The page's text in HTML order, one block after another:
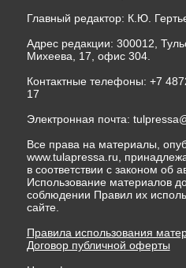
Главный редактор: К.Ю.
Адрес редакции: 300012,
Михеева, 17, офис 304.
Контактные телефоны: +7
17
Электронная почта:
Все права на материалы,
www.tulapressa.ru,
в соответствии с законом об
Использование материалов
соблюдении Правил их
сайте.
Правила использования
Договор публичной оферты